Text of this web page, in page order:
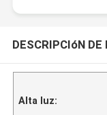
DESCRIPCIóN DE
Alta luz: